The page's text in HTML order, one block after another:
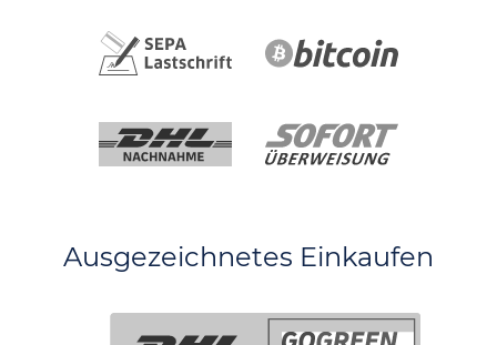
Ausgezeichnetes Einkaufen